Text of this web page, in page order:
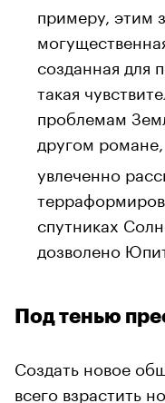
примеру, этим
созданная для
такая
проблемам
другом романе,
увлеченно
спутниках
дозволено
Под тенью
Создать новое
всего взрастить